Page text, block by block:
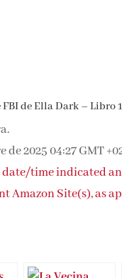
de Ella Dark – Libro
2025 04:27 GMT
time indicated
Amazon Site(s), as